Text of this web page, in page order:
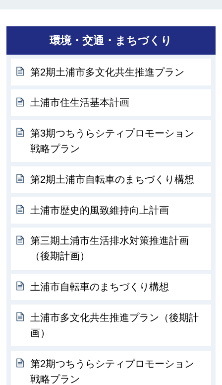
環境・交通・まちづくり
第2期土浦市多文化共生推進プラン
土浦市住生活基本計画
第3期つちうらシティプロモーション
戦略プラン
第2期土浦市自転車のまちづくり構想
土浦市歴史的風致維持向上計画
第三期土浦市生活排水対策推進計画
（後期計画）
土浦市自転車のまちづくり構想
土浦市多文化共生推進プラン（後期計
画）
第2期つちうらシティプロモーション
戦略プラン